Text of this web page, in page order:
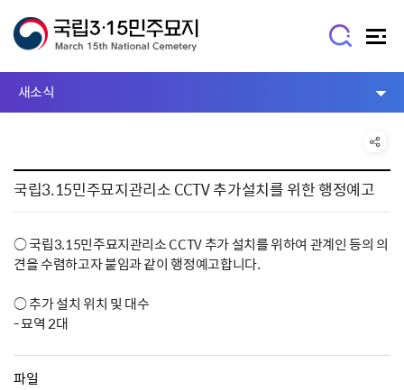
새소식
국립3.15민주묘지관리소 CCTV 추가설치를 위한 행정예고
○ 국립3.15민주묘지관리소 CCTV 추가 설치를 위하여 관계인 등의 의
견을 수렴하고자 붙임과 같이 행정예고합니다.
○ 추가 설치 위치 및 대수
- 묘역 2대
파일